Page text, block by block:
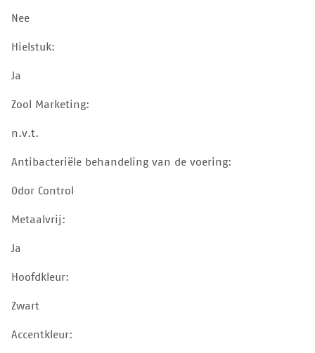
Nee
Hielstuk:
Ja
Zool Marketing:
n.v.t.
Antibacteriële behandeling van de voering:
Odor Control
Metaalvrij:
Ja
Hoofdkleur:
Zwart
Accentkleur: